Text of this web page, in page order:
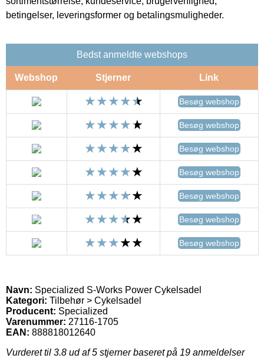
betingelser, leveringsformer og betalingsmuligheder.
Bedst anmeldte webshops
Webshop Stjerner Link
Besøg webshop
Besøg webshop
Besøg webshop
Besøg webshop
Besøg webshop
Besøg webshop
Besøg webshop
Navn: Specialized S-Works Power Cykelsadel
Kategori: Tilbehør > Cykelsadel
Producent: Specialized
Varenummer: 27116-1705
EAN: 888818012640
Vurderet til 3.8 ud af 5 stjerner baseret på 19 anmeldelser